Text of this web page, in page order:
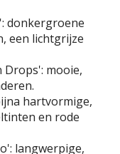
donkergroene
een lichtgrijze
Drops': mooie,
hartvormige,
en rode
langwerpige,